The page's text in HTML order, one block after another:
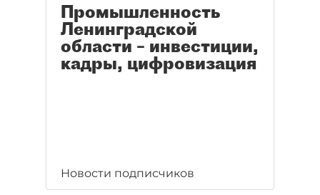
Промышленность
Ленинградской
области – инвестиции,
кадры, цифровизация
Новости подписчиков